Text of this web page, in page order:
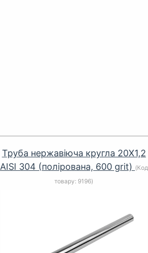
Труба нержавіюча кругла 20Х1,2
AISI 304 (полірована, 600 grit) (Код
товару: 9196)